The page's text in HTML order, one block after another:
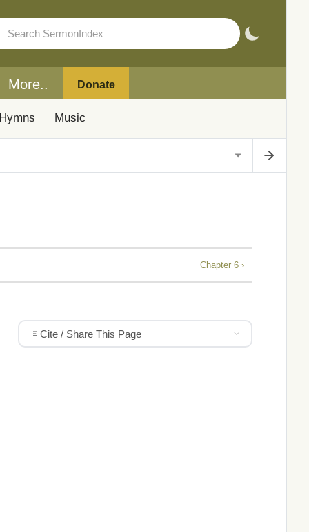
More.. Donate
Hymns Music
Chapter 6 ›
Cite / Share This Page